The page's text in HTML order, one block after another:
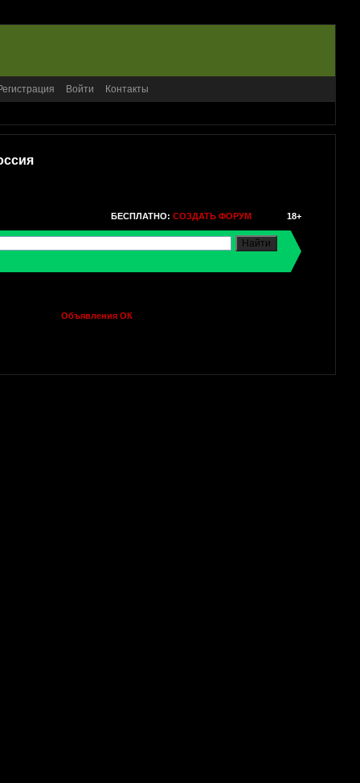
Войти Контакты
БЕСПЛАТНО: СОЗДАТЬ ФОРУМ 18+
Объявления ОК